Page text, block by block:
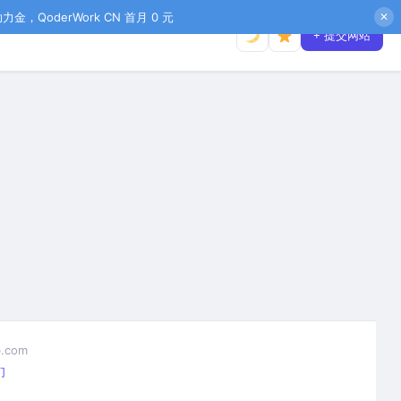
金，QoderWork CN 首月 0 元 ✕
+ 提交网站